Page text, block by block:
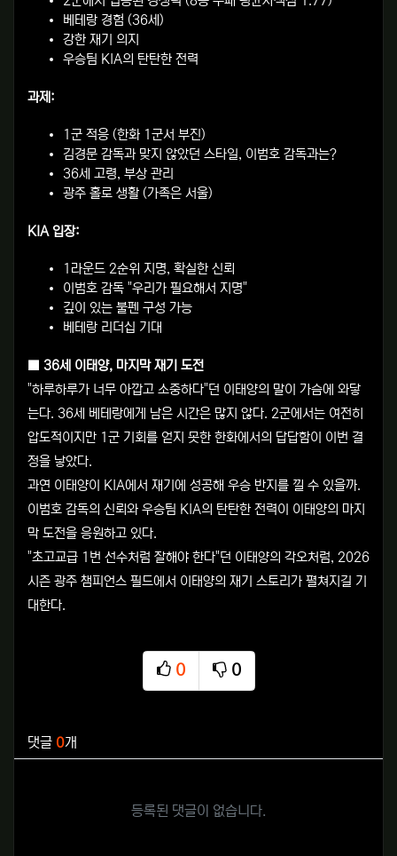
베테랑 경험 (36세)
강한 재기 의지
우승팀 KIA의 탄탄한 전력
과제:
1군 적응 (한화 1군서 부진)
김경문 감독과 맞지 않았던 스타일, 이범호 감독과는?
36세 고령, 부상 관리
광주 홀로 생활 (가족은 서울)
KIA 입장:
1라운드 2순위 지명, 확실한 신뢰
이범호 감독 "우리가 필요해서 지명"
깊이 있는 불펜 구성 가능
베테랑 리더십 기대
■ 36세 이태양, 마지막 재기 도전
"하루하루가 너무 아깝고 소중하다"던 이태양의 말이 가슴에 와닿
는다. 36세 베테랑에게 남은 시간은 많지 않다. 2군에서는 여전히
압도적이지만 1군 기회를 얻지 못한 한화에서의 답답함이 이번 결
정을 낳았다.
과연 이태양이 KIA에서 재기에 성공해 우승 반지를 낄 수 있을까.
이범호 감독의 신뢰와 우승팀 KIA의 탄탄한 전력이 이태양의 마지
막 도전을 응원하고 있다.
"초고교급 1번 선수처럼 잘해야 한다"던 이태양의 각오처럼, 2026
시즌 광주 챔피언스 필드에서 이태양의 재기 스토리가 펼쳐지길 기
대한다.
0
추천
0
비추천
댓글 0개
등록된 댓글이 없습니다.